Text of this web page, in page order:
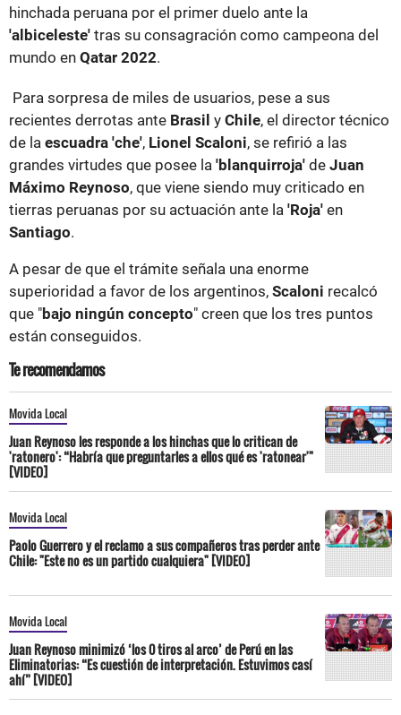
hinchada peruana por el primer duelo ante la
'albiceleste' tras su consagración como campeona del
mundo en Qatar 2022.
Para sorpresa de miles de usuarios, pese a sus
recientes derrotas ante Brasil y Chile, el director técnico
de la escuadra 'che', Lionel Scaloni, se refirió a las
grandes virtudes que posee la 'blanquirroja' de Juan
Máximo Reynoso, que viene siendo muy criticado en
tierras peruanas por su actuación ante la 'Roja' en
Santiago.
A pesar de que el trámite señala una enorme
superioridad a favor de los argentinos, Scaloni recalcó
que "bajo ningún concepto" creen que los tres puntos
están conseguidos.
Te recomendamos
Movida Local
Juan Reynoso les responde a los hinchas que lo critican de
'ratonero': “Habría que preguntarles a ellos qué es 'ratonear'"
[VIDEO]
Movida Local
Paolo Guerrero y el reclamo a sus compañeros tras perder ante
Chile: "Este no es un partido cualquiera" [VIDEO]
Movida Local
Juan Reynoso minimizó ‘los 0 tiros al arco’ de Perú en las
Eliminatorias: “Es cuestión de interpretación. Estuvimos casí
ahí” [VIDEO]